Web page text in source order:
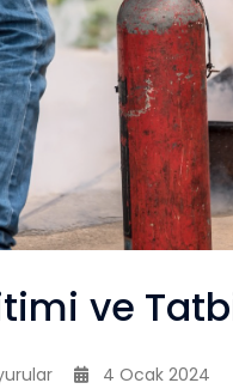
ve
4 Ocak 2024